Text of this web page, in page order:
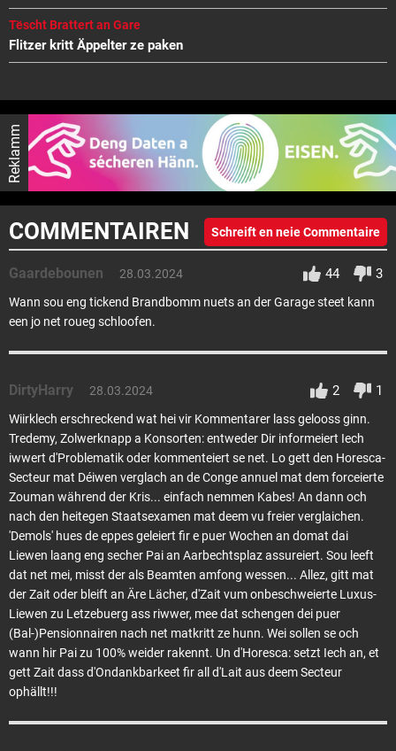
Tëscht Brattert an Gare
Flitzer kritt Äppelter ze paken
Reklamm
COMMENTAIREN Schreift en neie Commentaire
Gaardebounen 28.03.2024 44 3
Wann sou eng tickend Brandbomm nuets an der Garage steet kann
een jo net roueg schloofen.
DirtyHarry 28.03.2024 2 1
Wiirklech erschreckend wat hei vir Kommentarer lass gelooss ginn.
Tredemy, Zolwerknapp a Konsorten: entweder Dir informeiert Iech
iwwert d'Problematik oder kommenteiert se net. Lo gett den Horesca-
Secteur mat Déiwen verglach an de Conge annuel mat dem forceierte
Zouman während der Kris... einfach nemmen Kabes! An dann och
nach den heitegen Staatsexamen mat deem vu freier verglaichen.
'Demols' hues de eppes geleiert fir e puer Wochen an domat dai
Liewen laang eng secher Pai an Aarbechtsplaz assureiert. Sou leeft
dat net mei, misst der als Beamten amfong wessen... Allez, gitt mat
der Zait oder bleift an Äre Lächer, d'Zait vum onbeschweierte Luxus-
Liewen zu Letzebuerg ass riwwer, mee dat schengen dei puer
(Bal-)Pensionnairen nach net matkritt ze hunn. Wei sollen se och
wann hir Pai zu 100% weider rakennt. Un d'Horesca: setzt Iech an, et
gett Zait dass d'Ondankbarkeet fir all d'Lait aus deem Secteur
ophällt!!!